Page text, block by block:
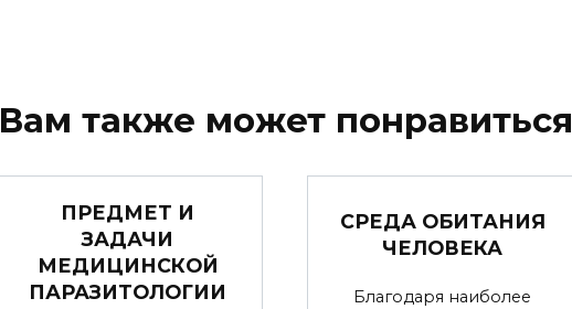
Вам также может понравиться
ПРЕДМЕТ И
ЗАДАЧИ
МЕДИЦИНСКОЙ
ПАРАЗИТОЛОГИИ
СРЕДА ОБИТАНИЯ
ЧЕЛОВЕКА
Благодаря наиболее